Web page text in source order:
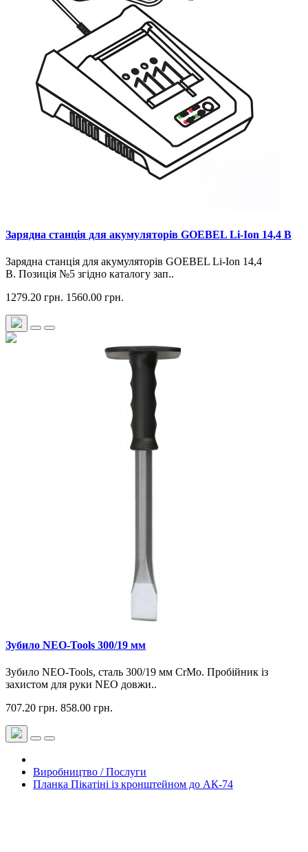
Зарядна станція для акумуляторів GOEBEL Li-Ion 14,4 В
Зарядна станція для акумуляторів GOEBEL Li-Ion 14,4
В. Позиція №5 згідно каталогу зап..
1279.20 грн. 1560.00 грн.
Зубило NEO-Tools 300/19 мм
Зубило NEO-Tools, сталь 300/19 мм CrMo. Пробійник із
захистом для руки NEO довжи..
707.20 грн. 858.00 грн.
Виробництво / Послуги
Планка Пікатіні із кронштейном до АК-74